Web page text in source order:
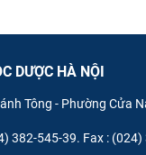
DƯỢC HÀ NỘI
Tông - Phường Cửa
382-545-39. Fax :